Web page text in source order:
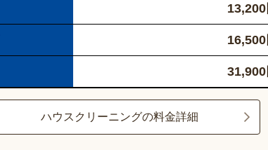
13,200
16,500
31,900
ハウスクリーニングの料金詳細